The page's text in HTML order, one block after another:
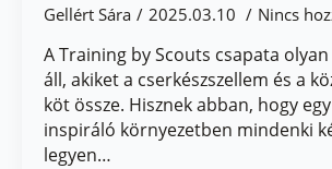
Gellért Sára 2025.03.10 Nincs
A Training by Scouts csapata
áll, akiket a cserkészszellem és a
köt össze. Hisznek abban, hogy
inspiráló környezetben mindenki
legyen…